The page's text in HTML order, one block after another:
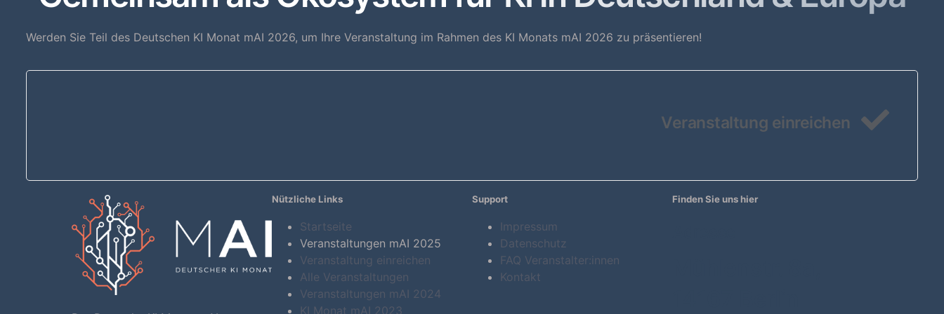
Werden Sie Teil des Deutschen KI Monat mAI 2026, um Ihre Veranstaltung im Rahmen des KI Monats mAI 2026 zu präsentieren!
Veranstaltung einreichen
Nützliche Links
Startseite
Veranstaltungen mAI 2025
Veranstaltung einreichen
Alle Veranstaltungen
Veranstaltungen mAI 2024
KI Monat mAI 2023
Support
Impressum
Datenschutz
FAQ Veranstalter:innen
Kontakt
Finden Sie uns hier